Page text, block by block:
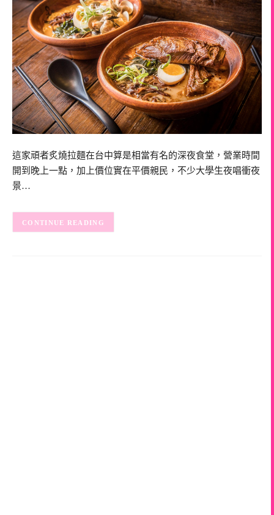
這家頑者炙燒拉麵在台中算是相當有名的深夜食堂，營業時間
開到晚上一點，加上價位實在平價親民，不少大學生夜唱衝夜
景…
CONTINUE READING